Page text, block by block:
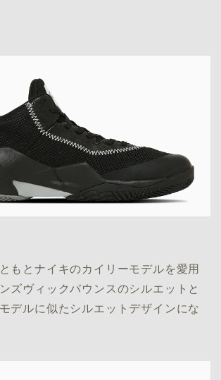
もとナイキのカイリーモデルを愛用
ズヴィックバウンスのシルエットと
デルに似たシルエットデザインにな